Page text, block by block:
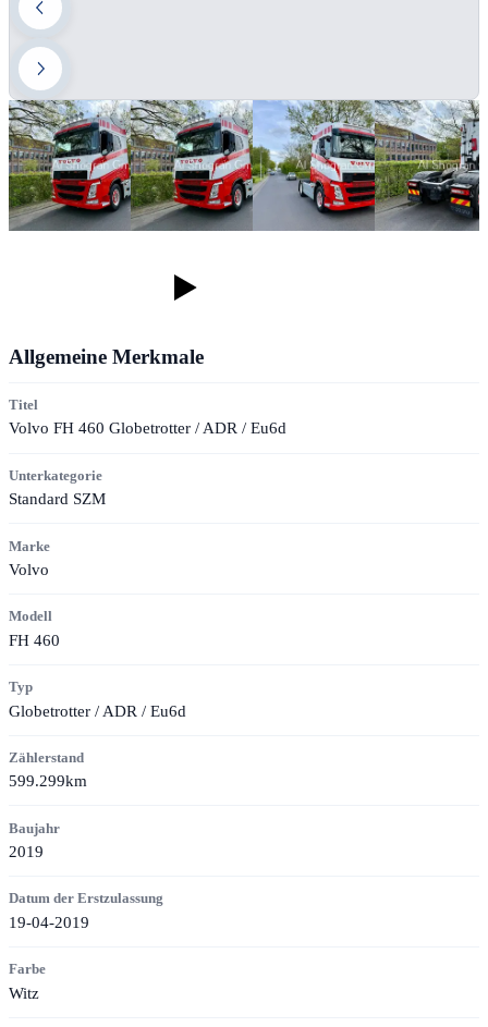
Allgemeine Merkmale
Titel
Volvo FH 460 Globetrotter / ADR / Eu6d
Unterkategorie
Standard SZM
Marke
Volvo
Modell
FH 460
Typ
Globetrotter / ADR / Eu6d
Zählerstand
599.299km
Baujahr
2019
Datum der Erstzulassung
19-04-2019
Farbe
Witz